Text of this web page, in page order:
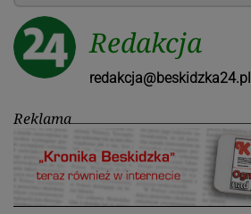
Redakcja
redakcja@beskidzka24.pl
Reklama